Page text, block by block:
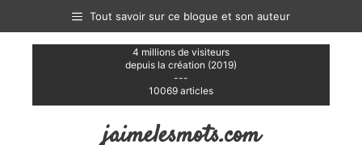
contenu
Tout savoir sur ce blogue et son auteur
4 millions de visiteurs
depuis la création (2019)
---
10069 articles
jaimelesmots.com